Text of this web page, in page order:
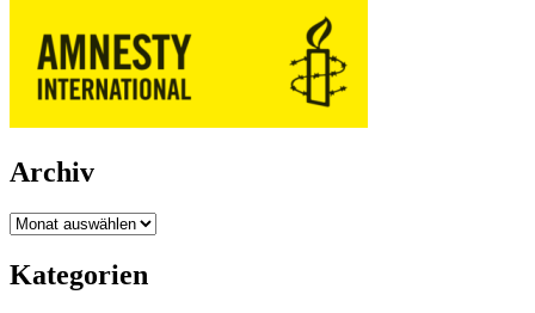
Archiv
Archiv
Kategorien